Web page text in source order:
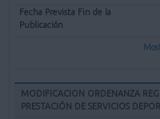
MODIFICACION ORDENANZA
PRESTACIÓN DE SERVICIOS